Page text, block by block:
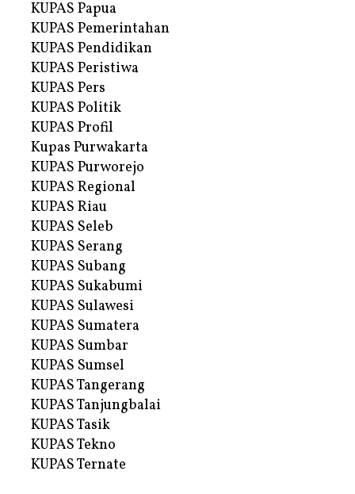
KUPAS Papua
KUPAS Pemerintahan
KUPAS Pendidikan
KUPAS Peristiwa
KUPAS Pers
KUPAS Politik
KUPAS Profil
Kupas Purwakarta
KUPAS Purworejo
KUPAS Regional
KUPAS Riau
KUPAS Seleb
KUPAS Serang
KUPAS Subang
KUPAS Sukabumi
KUPAS Sulawesi
KUPAS Sumatera
KUPAS Sumbar
KUPAS Sumsel
KUPAS Tangerang
KUPAS Tanjungbalai
KUPAS Tasik
KUPAS Tekno
KUPAS Ternate